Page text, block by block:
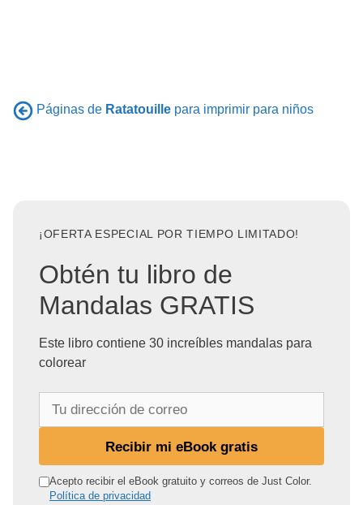
Páginas de Ratatouille para imprimir para niños
¡OFERTA ESPECIAL POR TIEMPO LIMITADO!
Obtén tu libro de
Mandalas GRATIS
Este libro contiene 30 increíbles mandalas para
colorear
r
Recibir mi eBook gratis
Acepto recibir el eBook gratuito y correos de Just Color.
Política de privacidad